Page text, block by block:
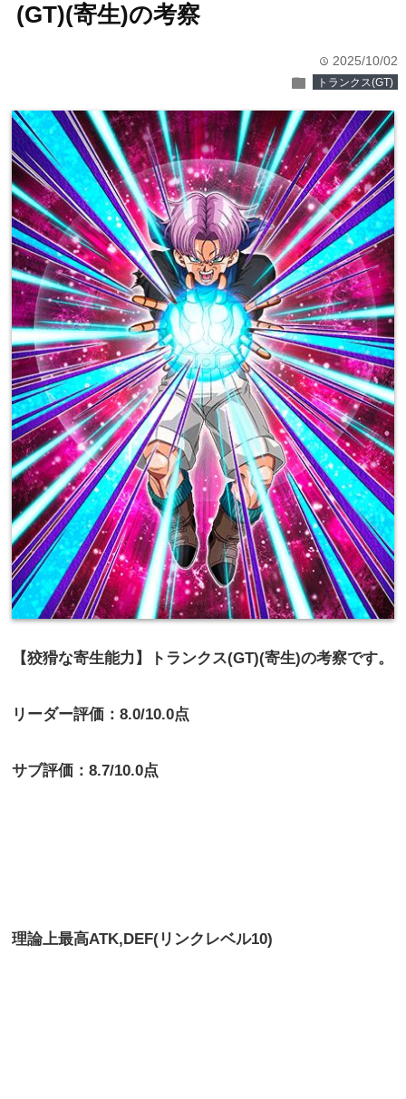
(GT)(寄生)の考察
time 2025/10/02
folder トランクス(GT)
【狡猾な寄生能力】トランクス(GT)(寄生)の考察です。
リーダー評価：8.0/10.0点
サブ評価：8.7/10.0点
理論上最高ATK,DEF(リンクレベル10)